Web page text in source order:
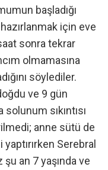
başladığı
için eve
sonra tekrar
olmamasına
söylediler.
ve 9 gün
sıkıntısı
anne sütü de
Serebral
şu an 7 yaşında ve